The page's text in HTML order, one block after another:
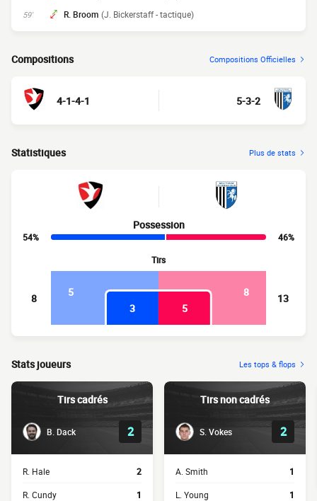
59' R. Broom (J. Bickerstaff - tactique)
Compositions Compositions Officielles
4-1-4-1 5-3-2
Statistiques Plus de stats
Possession
54%
46%
Tirs
8 5
8
3
5
13
Stats joueurs Les tops & flops
Tirs cadrés
B. Dack 2
R. Hale 2
R. Cundy 1
Tirs non cadrés
S. Vokes 2
A. Smith 1
L. Young 1